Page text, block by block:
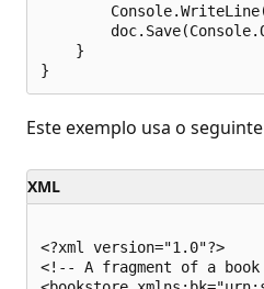
    }
Este exemplo usa o seguinte
XML
<?xml version="1.0"?>
<!-- A fragment of a